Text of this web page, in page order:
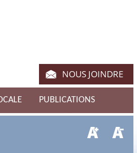
NOUS JOINDRE
PUBLICATIONS